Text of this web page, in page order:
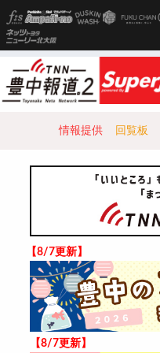
情報提供 回覧板
【8/7更新】
【8/7更新】